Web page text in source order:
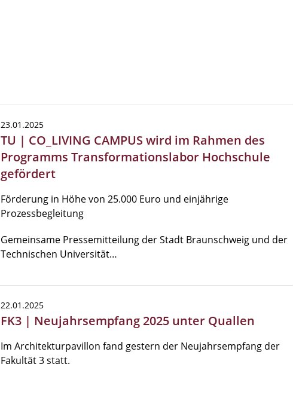
23.01.2025
TU | CO_LIVING CAMPUS wird im Rahmen des
Programms Transformationslabor Hochschule
gefördert
Förderung in Höhe von 25.000 Euro und einjährige
Prozessbegleitung
Gemeinsame Pressemitteilung der Stadt Braunschweig und der
Technischen Universität…
22.01.2025
FK3 | Neujahrsempfang 2025 unter Quallen
Im Architekturpavillon fand gestern der Neujahrsempfang der
Fakultät 3 statt.